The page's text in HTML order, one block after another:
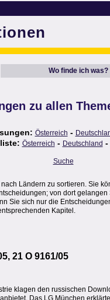
Wo finde ich was?
zu allen
Österreich -
Österreich - Deutschland -
Suche
Ländern zu sortieren. Sie
von dort
Sie sich nur die
Kapitel.
21 O 9161/05
klagen den russischen
Das LG München